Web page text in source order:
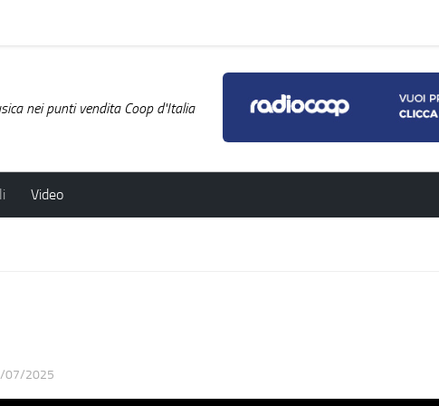
nei punti vendita Coop d'Italia
Video
07/2025